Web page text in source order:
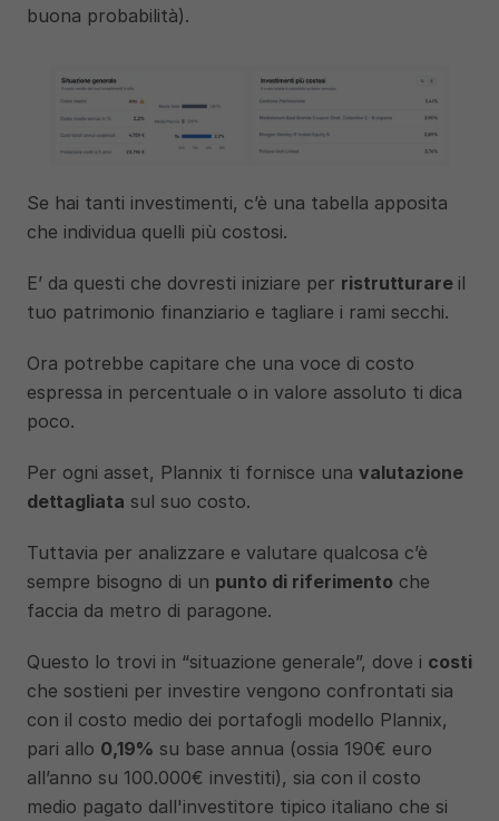
buona probabilità).
Se hai tanti investimenti, c’è una tabella apposita
che individua quelli più costosi.
E’ da questi che dovresti iniziare per ristrutturare il
tuo patrimonio finanziario e tagliare i rami secchi.
Ora potrebbe capitare che una voce di costo
espressa in percentuale o in valore assoluto ti dica
poco.
Per ogni asset, Plannix ti fornisce una valutazione
dettagliata sul suo costo.
Tuttavia per analizzare e valutare qualcosa c’è
sempre bisogno di un punto di riferimento che
faccia da metro di paragone.
Questo lo trovi in “situazione generale”, dove i
che sostieni per investire vengono confrontati sia
con il costo medio dei portafogli modello Plannix,
pari allo 0,19% su base annua (ossia 190€ euro
all’anno su 100.000€ investiti), sia con il costo
medio pagato dall'investitore tipico italiano che si